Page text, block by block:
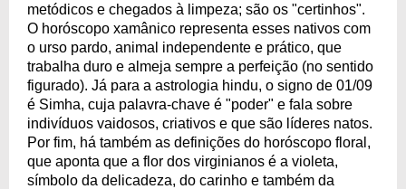
metódicos e chegados à limpeza; são os "certinhos".
O horóscopo xamânico representa esses nativos com
o urso pardo, animal independente e prático, que
trabalha duro e almeja sempre a perfeição (no sentido
figurado). Já para a astrologia hindu, o signo de 01/09
é Simha, cuja palavra-chave é "poder" e fala sobre
indivíduos vaidosos, criativos e que são líderes natos.
Por fim, há também as definições do horóscopo floral,
que aponta que a flor dos virginianos é a violeta,
símbolo da delicadeza, do carinho e também da